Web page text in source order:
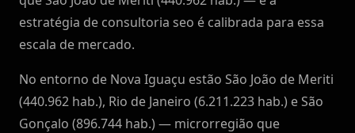
estratégia de consultoria seo é calibrada para essa
escala de mercado.
No entorno de Nova Iguaçu estão São João de Meriti
(440.962 hab.), Rio de Janeiro (6.211.223 hab.) e São
Gonçalo (896.744 hab.) — microrregião que